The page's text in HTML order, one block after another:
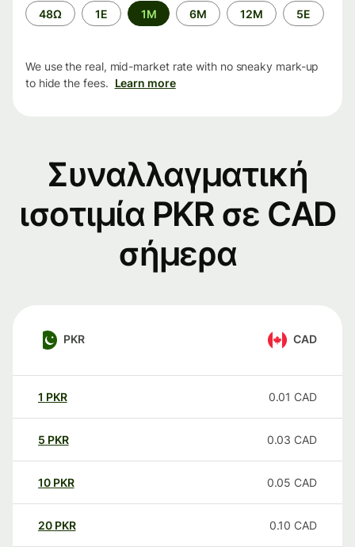
Time
period
48Ω 1Ε 1M 6M 12M 5Ε
We use the real, mid-market rate with no sneaky mark-up
to hide the fees. Learn more
Συναλλαγματική
ισοτιμία PKR σε CAD
σήμερα
PKR CAD
1 PKR 0.01 CAD
5 PKR 0.03 CAD
10 PKR 0.05 CAD
20 PKR 0.10 CAD